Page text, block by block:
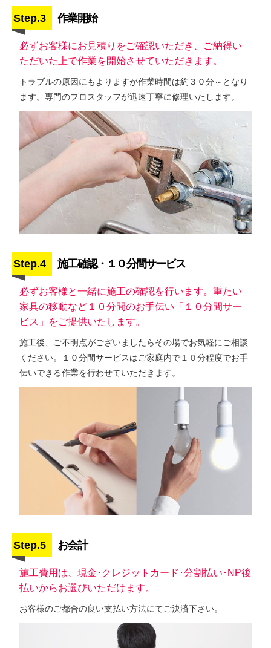
Step.3 作業開始
必ずお客様にお見積りをご確認いただき、ご納得い
ただいた上で作業を開始させていただきます。
トラブルの原因にもよりますが作業時間は約３０分～となり
ます。専門のプロスタッフが迅速丁寧に修理いたします。
Step.4 施工確認・１０分間サービス
必ずお客様と一緒に施工の確認を行います。重たい
家具の移動など１０分間のお手伝い「１０分間サー
ビス」をご提供いたします。
施工後、ご不明点がございましたらその場でお気軽にご相談
ください。１０分間サービスはご家庭内で１０分程度でお手
伝いできる作業を行わせていただきます。
Step.5 お会計
施工費用は、現金･クレジットカード･分割払い･NP後
払いからお選びいただけます。
お客様のご都合の良い支払い方法にてご決済下さい。